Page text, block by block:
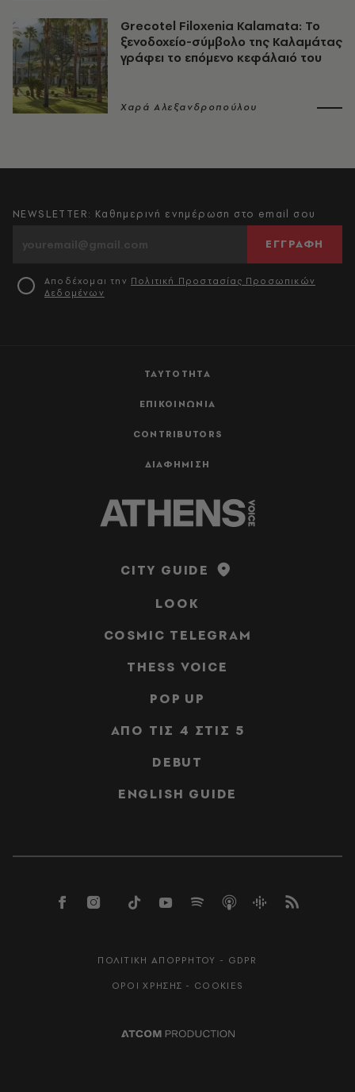
Grecotel Filoxenia Kalamata: Το
ξενοδοχείο-σύμβολο της Καλαμάτας
γράφει το επόμενο κεφάλαιό του
Χαρά Αλεξανδροπούλου
ΤΑΥΤΟΤΗΤΑ
ΕΠΙΚΟΙΝΩΝΙΑ
CONTRIBUTORS
ΔΙΑΦΗΜΙΣΗ
NEWSLETTER: Καθημερινή ενημέρωση στο email σου
ΕΓΓΡΑΦΗ
Αποδέχομαι την Πολιτική Προστασίας Προσωπικών
Δεδομένων
CITY GUIDE
LOOK
COSMIC TELEGRAM
THESS VOICE
POP UP
ΑΠΟ ΤΙΣ 4 ΣΤΙΣ 5
DEBUT
ENGLISH GUIDE
ΠΟΛΙΤΙΚΗ ΑΠΟΡΡΗΤΟΥ - GDPR
ΟΡΟΙ ΧΡΗΣΗΣ - COOKIES